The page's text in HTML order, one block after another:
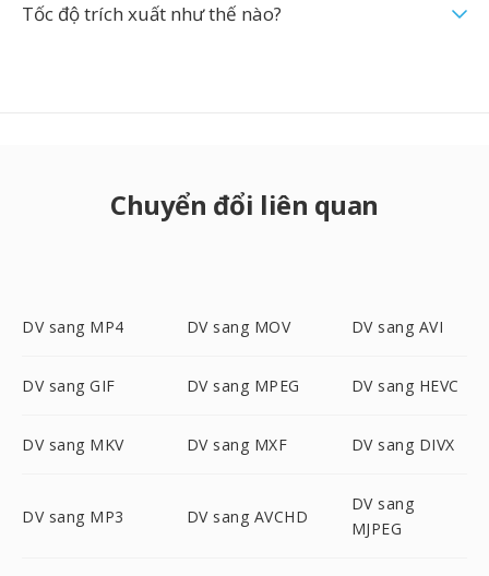
Tốc độ trích xuất như thế nào?
Chuyển đổi liên quan
DV sang MP4 DV sang MOV DV sang AVI
DV sang GIF DV sang MPEG DV sang HEVC
DV sang MKV DV sang MXF DV sang DIVX
DV sang MP3 DV sang AVCHD
DV sang
MJPEG